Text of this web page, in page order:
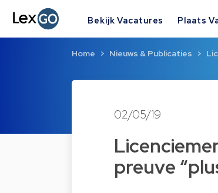
Bekijk Vacatures Plaats
Home Nieuws & Publicaties
02/05/19
preuve